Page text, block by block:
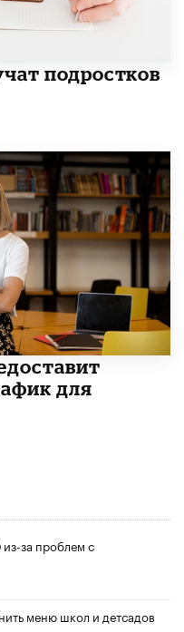
подростков
для
за проблем с
меню школ и детсадов